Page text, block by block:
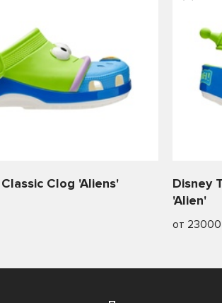
Clog 'Aliens'
Disney
'Alien'
от